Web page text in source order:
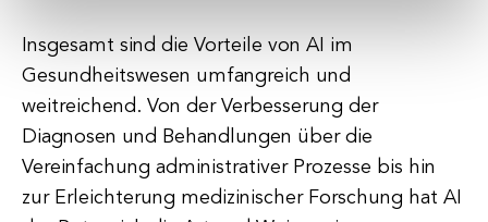
Insgesamt sind die Vorteile von AI im
Gesundheitswesen umfangreich und
weitreichend. Von der Verbesserung der
Diagnosen und Behandlungen über die
Vereinfachung administrativer Prozesse bis hin
zur Erleichterung medizinischer Forschung hat AI